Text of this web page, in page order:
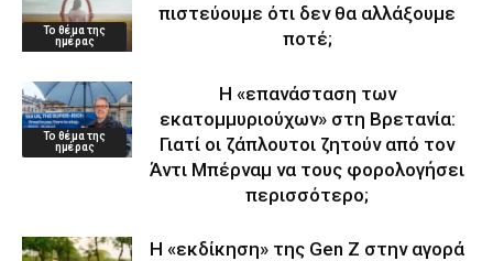
Το θέμα της
ημέρας
πιστεύουμε ότι δεν θα αλλάξουμε
ποτέ;
Το θέμα της
ημέρας
Η «επανάσταση των
εκατομμυριούχων» στη Βρετανία:
Γιατί οι ζάπλουτοι ζητούν από τον
Άντι Μπέρναμ να τους φορολογήσει
περισσότερο;
Η «εκδίκηση» της Gen Z στην αγορά